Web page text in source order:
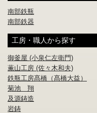
南部鉄瓶
南部鉄器
工房・職人から探す
御釜屋 (小泉仁左衛門)
薫山工房 (佐々木和夫)
鉄瓶工房髙橋（髙橋大益）
菊池 翔
及源鋳造
岩鋳